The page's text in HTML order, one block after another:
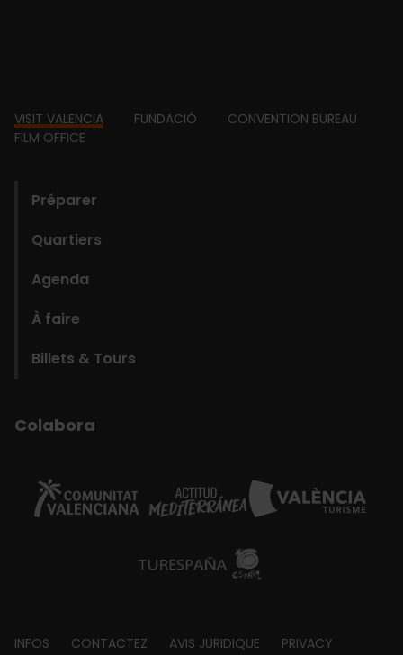
Footer
VISIT VALENCIA FUNDACIÓ
CONVENTION BUREAU
FILM OFFICE
Préparer
Quartiers
Agenda
À faire
Billets & Tours
Colabora
INFOS CONTACTEZ AVIS JURIDIQUE PRIVACY